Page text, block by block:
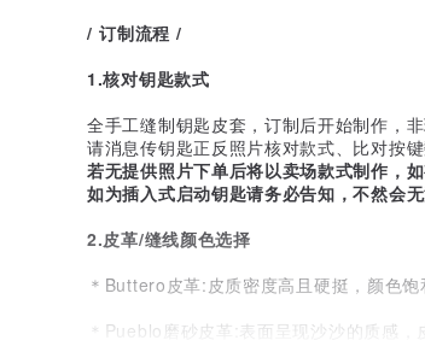
/ 订制流程 /
1.核对钥匙款式
全手工缝制钥匙皮套，订制后开始制作，非
请消息传钥匙正反照片核对款式、比对按键
若无提供照片下单后将以卖场款式制作，
如为插入式启动钥匙请务必告知，不然会
2.皮革/缝线颜色选择
＊Buttero皮革:皮质密度高且硬挺，颜色饱
＊Pueblo磨砂皮革:表面呈现沙沙的质感